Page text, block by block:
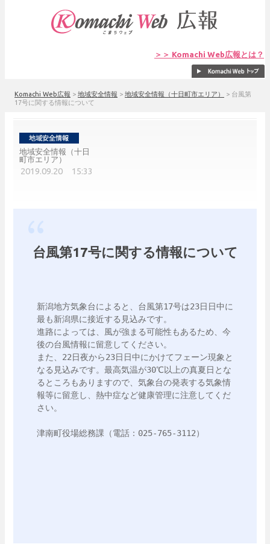
＞＞ Komachi Web広報とは？
Komachi Web広報 > 地域安全情報 > 地域安全情報（十日町市エリア） > 台風第
17号に関する情報について
地域安全情報（十日
町市エリア）
2019.09.20 15:33
台風第17号に関する情報について
新潟地方気象台によると、台風第17号は23日日中に
最も新潟県に接近する見込みです。
進路によっては、風が強まる可能性もあるため、今
後の台風情報に留意してください。
また、22日夜から23日日中にかけてフェーン現象と
なる見込みです。最高気温が30℃以上の真夏日とな
るところもありますので、気象台の発表する気象情
報等に留意し、熱中症など健康管理に注意してくだ
さい。
津南町役場総務課（電話：025-765-3112）